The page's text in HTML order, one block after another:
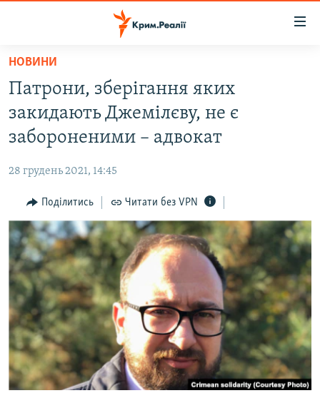
Перейти
основного
матеріалу
Перейти
до
основної
навігації
Перейти
до
пошуку
ВОДА.КРИМ
ВІДЕО ТА ФОТО
БЛОГИ
ПОГЛЯД
ІНТЕРВ'Ю
ВСЕ ЗА ДЕНЬ
СПЕЦПРОЕКТИ
ДЕПОРТАЦІЯ
ВІДЕОУРОКИ «ELIFBE»
СВІДЧЕННЯ ОКУПАЦІЇ
УКРАЇНСЬКА ПРОБЛЕМА КРИМУ
ЯК ОБІЙТИ БЛОКУВАННЯ
Русский
Qırımtatar
НОВИНИ
Патрони, зберігання яких
закидають Джемілєву, не є
забороненими – адвокат
28 грудень 2021, 14:45
Поділитись Читати без VPN